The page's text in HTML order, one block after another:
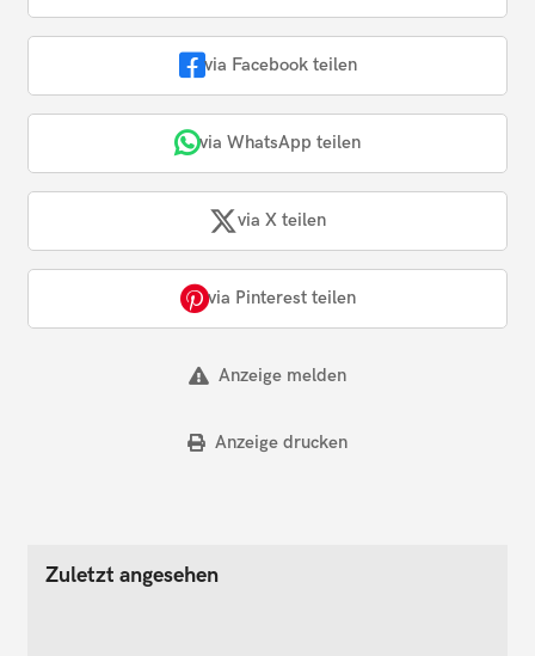
via Facebook teilen
via WhatsApp teilen
via X teilen
via Pinterest teilen
Anzeige melden
Anzeige drucken
Zuletzt angesehen